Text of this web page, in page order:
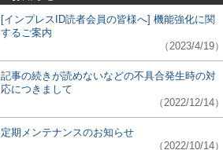
[インプレスID読者会員の皆様へ] 機能強化に関
するご案内
（2023/4/19）
記事の続きが読めないなどの不具合発生時の対
応につきまして
（2022/12/14）
定期メンテナンスのお知らせ
（2022/10/14）